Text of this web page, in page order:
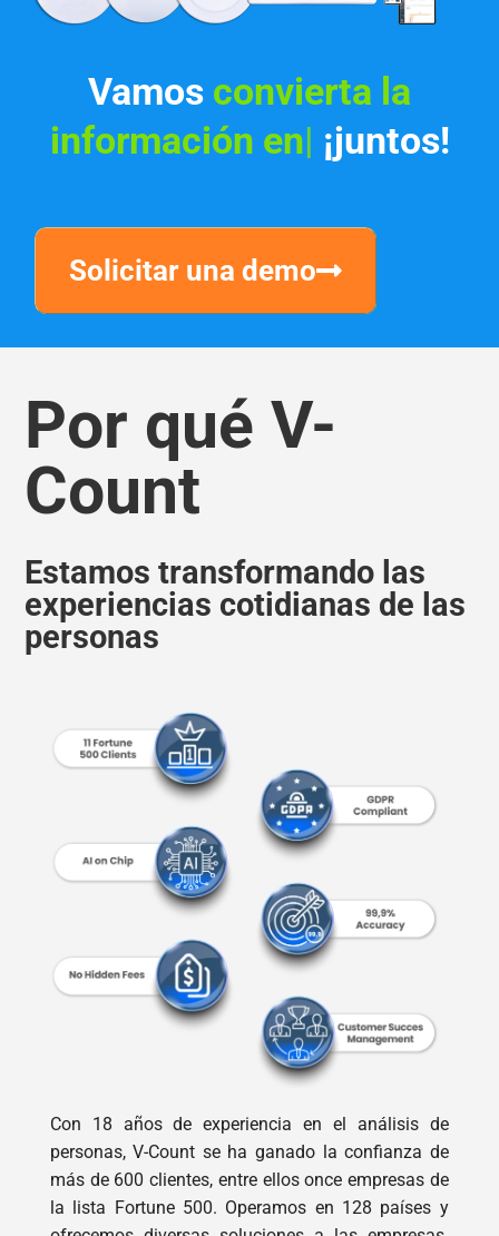
Vamos convierta la
información en ingresos|
Solicitar una demo
Por qué V-
Count
Estamos transformando las
experiencias cotidianas de las
Con 18 años de experiencia en el análisis de
personas, V-Count se ha ganado la confianza de
más de 600 clientes, entre ellos once empresas de